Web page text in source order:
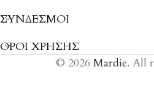
ΣΎΝΔΕΣΜΟΙ
ΟΡΟΙ ΧΡΗΣΗΣ
© 2026 Mardie. All